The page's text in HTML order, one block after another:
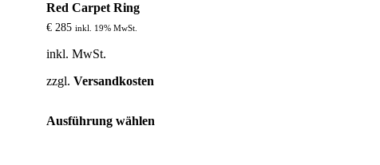
Red Carpet Ring
€285 inkl. 19% MwSt.
inkl. MwSt.
zzgl. Versandkosten
Ausführung wählenProdukt